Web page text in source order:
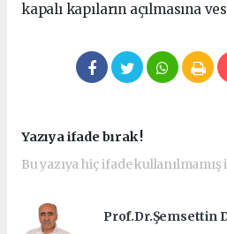
kapalı kapıların açılmasına
Yazıya ifade bırak !
Bu yazıya hiç ifade
Prof.Dr.Şemsettin